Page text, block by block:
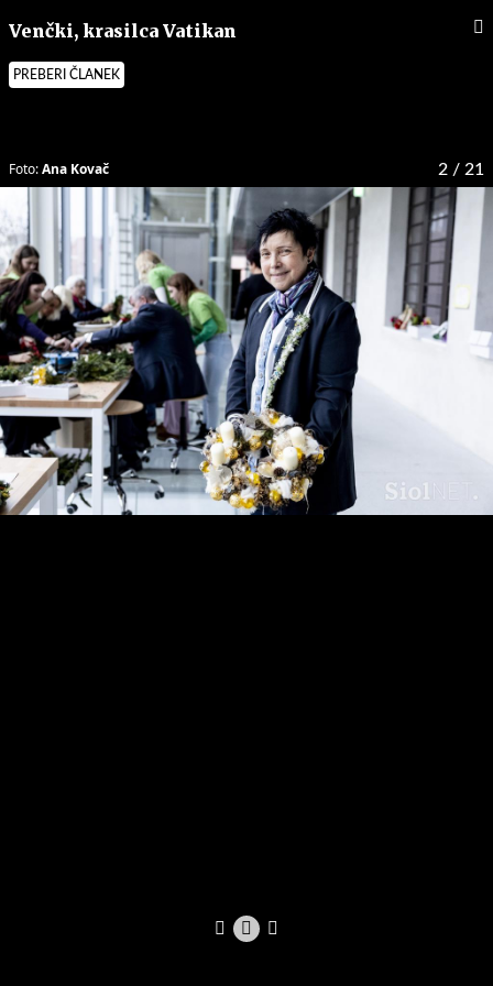
Venčki, krasilca Vatikan
PREBERI ČLANEK
2 / 21
Foto:Ana Kovač